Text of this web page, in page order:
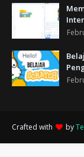
Crafted with by